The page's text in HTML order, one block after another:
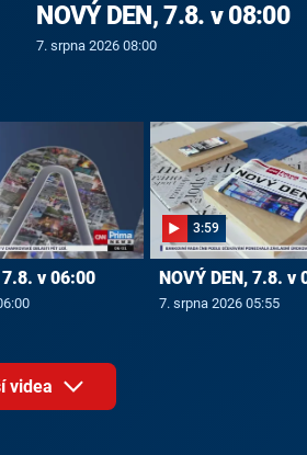
NOVÝ DEN, 7.8. v 08:00
7. srpna 2026 08:00
7.8. v 06:00
3:59
NOVÝ DEN, 7.8. v
7. srpna 2026 05:55
videa